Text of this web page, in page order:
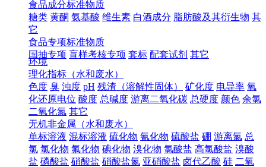
食品成分标准物质
糖类 黄酮 氨基酸 维生素 白酒成分 脂肪酸及其衍生物 其
它
食品专项标准物质
国抽专项 盲样考核专项 套标 配套试剂 其它
环境
理化指标（水和废水）
色度 臭 浊度 pH 残渣（溶解性固体） 矿化度 电导率 氧
化还原电位 酸度 总碱度 游离二氧化碳 总硬度 颜色 余氯
二氧化氯 其它
无机非金属（水和废水）
单标溶液 混标溶液 硫化物 氰化物 硫酸盐 硼 游离氯 总
氯 氯化物 氟化物 碘化物 溴化物 氯酸盐 高氯酸盐 溴酸
盐 磷酸盐 硝酸盐 硝酸盐氮 亚硝酸盐 卤代乙酸 硅 二氧